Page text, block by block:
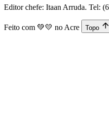
Editor chefe: Itaan Arruda. Tel:
Feito com 💚💛 no Acre Topo